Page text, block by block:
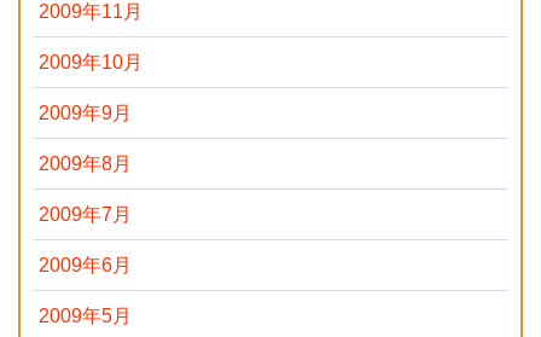
2009年11月
2009年10月
2009年9月
2009年8月
2009年7月
2009年6月
2009年5月